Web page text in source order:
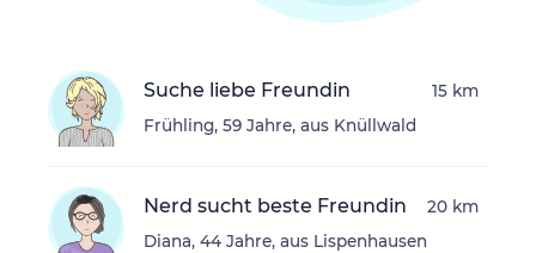
Suche liebe Freundin
Frühling, 59 Jahre, aus Knüllwald
15 km
Nerd sucht beste Freundin
Diana, 44 Jahre, aus Lispenhausen
20 km